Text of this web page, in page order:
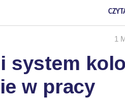
1
system
w pracy